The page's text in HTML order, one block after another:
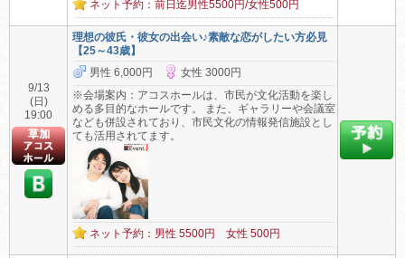
ネット予約：前日迄男性5500円/女性500円
9/13
(日)
19:00
理想の彼氏・彼女の出会い♪素敵な恋がしたい方必見
【25～43歳】
男性 6,000円
女性 3000円
※会場案内：アコスホールは、市民が文化活動を楽し
める多目的なホールです。 また、ギャラリーや会議室
なども併設されており、市民文化の情報発信施設とし
ても活用されてます。
ネット予約：男性 5500円 女性 500円